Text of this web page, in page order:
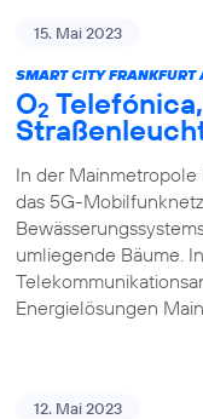
15. Mai 2023
SMART CITY
O2
In der
das 5G-
umliegende Bäume.
Energielösungen
12. Mai 2023